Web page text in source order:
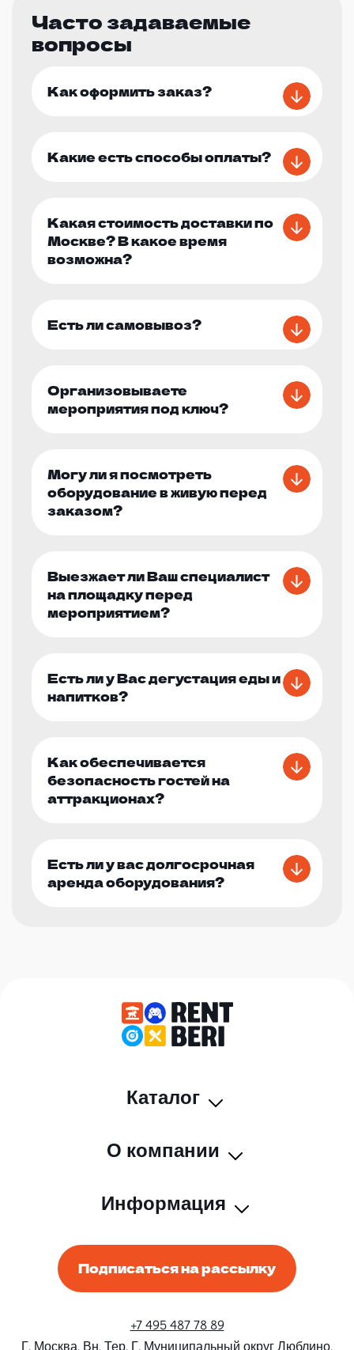
Часто задаваемые
вопросы
Как оформить заказ?
Какие есть способы оплаты?
Какая стоимость доставки по
Москве? В какое время
возможна?
Есть ли самовывоз?
Организовываете
мероприятия под ключ?
Могу ли я посмотреть
оборудование в живую перед
заказом?
Выезжает ли Ваш специалист
на площадку перед
мероприятием?
Есть ли у Вас дегустация еды и
напитков?
Как обеспечивается
безопасность гостей на
аттракционах?
Есть ли у вас долгосрочная
аренда оборудования?
Каталог
О компании
Информация
Подписаться на рассылку
+7 495 487 78 89
Г. Москва, Вн. Тер. Г. Муниципальный округ Люблино,